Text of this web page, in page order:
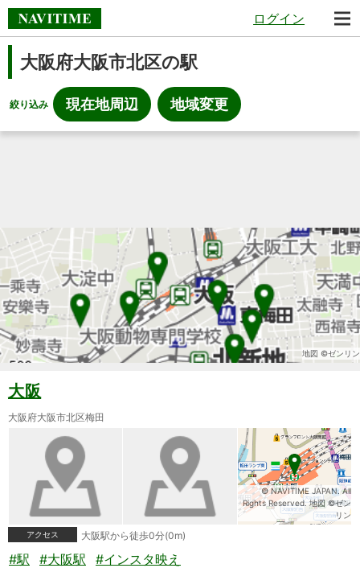
ログイン
大阪府大阪市北区の駅
絞り込み 現在地周辺 地域変更
地図 ©ゼンリン
大阪
大阪府大阪市北区梅田
© NAVITIME JAPAN. All
Rights Reserved. 地図 ©ゼン
リン
アクセス
大阪駅から徒歩0分(0m)
#駅 #大阪駅 #インスタ映え